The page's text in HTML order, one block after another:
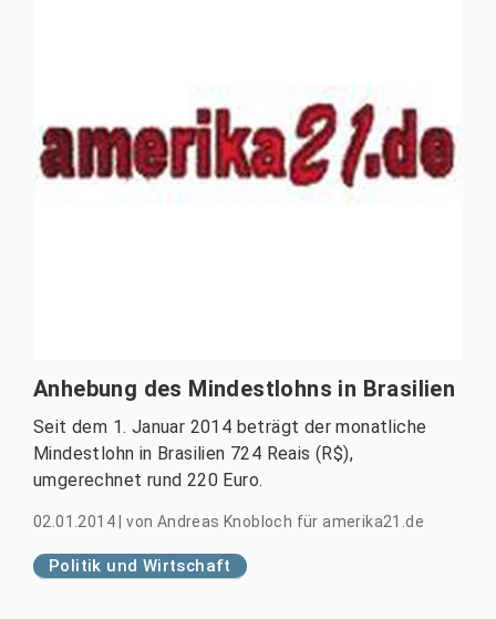
Anhebung des Mindestlohns in Brasilien
Seit dem 1. Januar 2014 beträgt der monatliche
Mindestlohn in Brasilien 724 Reais (R$),
umgerechnet rund 220 Euro.
02.01.2014 |von Andreas Knobloch für amerika21.de
Politik und Wirtschaft